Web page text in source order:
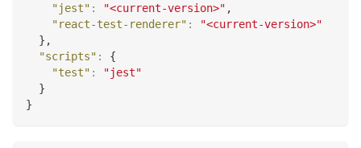
"jest" : "<current-version>" ,
"react-test-renderer" :
"<current-version>"
} ,
"scripts" :
{
"test" :
"jest"
}
}